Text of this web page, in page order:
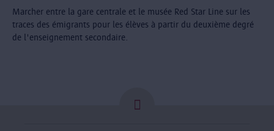
Marcher entre la gare centrale et le musée Red Star Line sur les
traces des émigrants pour les élèves à partir du deuxième degré
de l'enseignement secondaire.